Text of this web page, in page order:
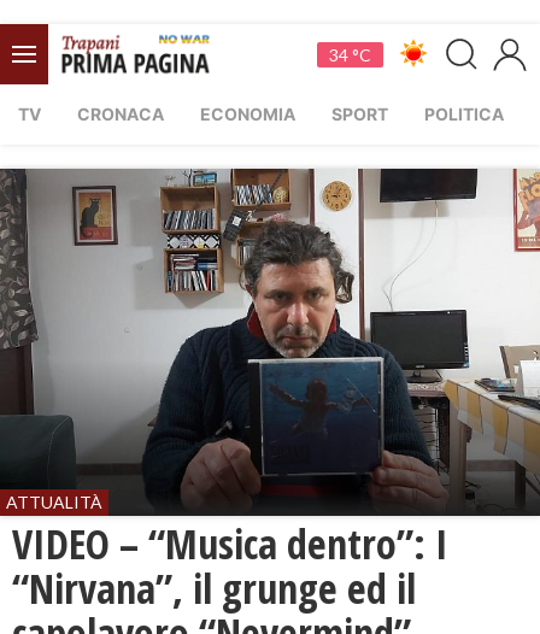
34 °C
TV CRONACA ECONOMIA SPORT POLITICA
ATTUALITÀ
VIDEO – “Musica dentro”: I
“Nirvana”, il grunge ed il